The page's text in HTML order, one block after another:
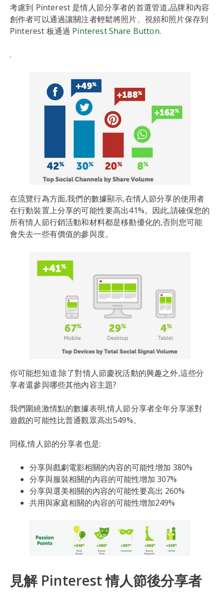
考慮到 Pinterest 是情人節分享者的首選管道,品牌和內容
創作者可以通過讓關注者輕鬆將照片、視頻和照片保存到
Pinterest 板通過 Pinterest Share Button.
.
在流覽行為方面,我們的數據顯示,在情人節分享的使用者
在行動裝置上分享的可能性要高出41%。因此,請確保您的
所有情人節行銷活動和材料都是移動優化的,否則您可能
會失去一些有價值的參與度。
你可能想知道:除了對情人節慶祝活動的興趣之外,這些分
享者還參與哪些其他內容主題?
我們圍繞激情點的數據表明,情人節分享者全年分享派對
遊戲的可能性比普通觀眾高出549%。
同樣,情人節的分享者也是:
分享與戲劇電影相關的內容的可能性增加 380%
分享與服裝相關的內容的可能性增加 307%
分享與選美相關的內容的可能性要高出 260%
共用與家庭相關的內容的可能性增加249%
見解 Pinterest 情人節後分享者